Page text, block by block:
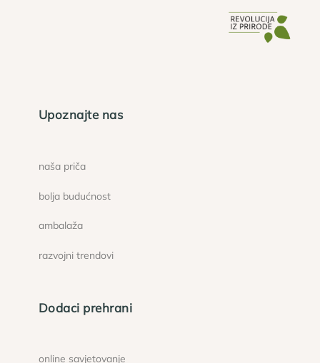
Upoznajte nas
naša priča
bolja budućnost
ambalaža
razvojni trendovi
Dodaci prehrani
online savjetovanje